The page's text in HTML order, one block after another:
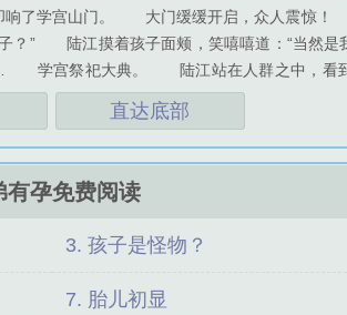
了学宫山门。 大门缓缓开启，众人震惊！
？” 陆江摸着孩子面颊，笑嘻嘻道：“当然
宫祭祀大典。 陆江站在人群之中，看到
失控。 崔玉折似乎感觉到了什么，缓缓抬
不愿看到他。 就连他们两个的孩子，也是
子是崔玉折生的。
直达底部
有孕免费阅读
3. 孩子是怪物？
7. 胎儿初显